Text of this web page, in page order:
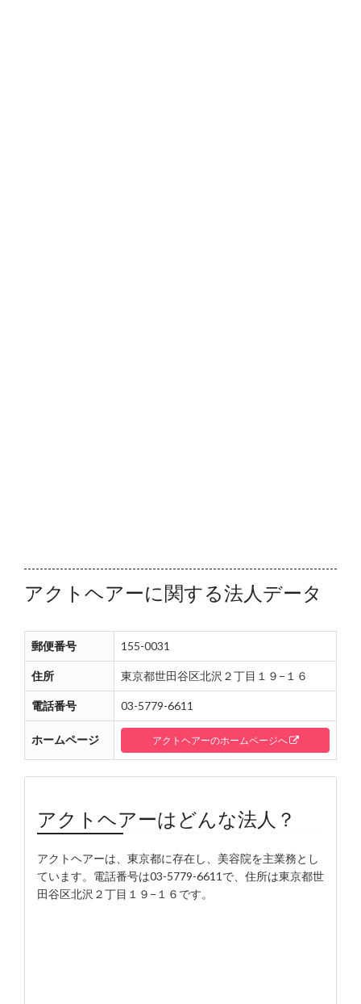
アクトヘアーに関する法人データ
郵便番号 155-0031
住所 東京都世田谷区北沢２丁目１９−１６
電話番号 03-5779-6611
ホームページ アクトヘアーのホームページへ
アクトヘアーはどんな法人？
アクトヘアーは、東京都に存在し、美容院を主業務とし
ています。電話番号は03-5779-6611で、住所は東京都世
田谷区北沢２丁目１９−１６です。